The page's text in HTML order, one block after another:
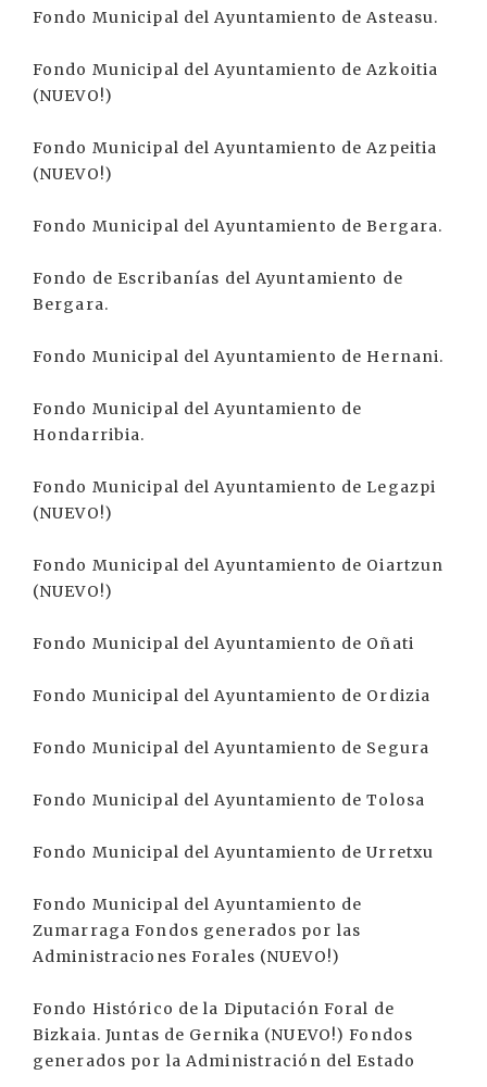
Fondo Municipal del Ayuntamiento de Asteasu.
Fondo Municipal del Ayuntamiento de Azkoitia
(NUEVO!)
Fondo Municipal del Ayuntamiento de Azpeitia
(NUEVO!)
Fondo Municipal del Ayuntamiento de Bergara.
Fondo de Escribanías del Ayuntamiento de
Bergara.
Fondo Municipal del Ayuntamiento de Hernani.
Fondo Municipal del Ayuntamiento de
Hondarribia.
Fondo Municipal del Ayuntamiento de Legazpi
(NUEVO!)
Fondo Municipal del Ayuntamiento de Oiartzun
(NUEVO!)
Fondo Municipal del Ayuntamiento de Oñati
Fondo Municipal del Ayuntamiento de Ordizia
Fondo Municipal del Ayuntamiento de Segura
Fondo Municipal del Ayuntamiento de Tolosa
Fondo Municipal del Ayuntamiento de Urretxu
Fondo Municipal del Ayuntamiento de
Zumarraga Fondos generados por las
Administraciones Forales (NUEVO!)
Fondo Histórico de la Diputación Foral de
Bizkaia. Juntas de Gernika (NUEVO!) Fondos
generados por la Administración del Estado